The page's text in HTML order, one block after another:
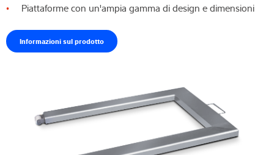
Piattaforme con un'ampia gamma di design e dimensioni
Informazioni sul prodotto